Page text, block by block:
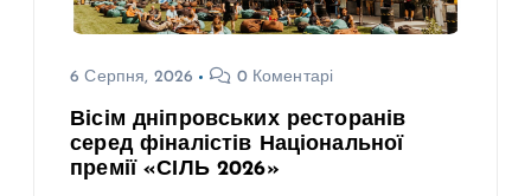
6 Серпня, 2026 0 Коментарі
Вісім дніпровських ресторанів
серед фіналістів Національної
премії «СІЛЬ 2026»